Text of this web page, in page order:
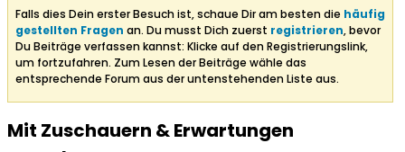
Falls dies Dein erster Besuch ist, schaue Dir am besten die häufig
gestellten Fragen an. Du musst Dich zuerst registrieren, bevor
Du Beiträge verfassen kannst: Klicke auf den Registrierungslink,
um fortzufahren. Zum Lesen der Beiträge wähle das
entsprechende Forum aus der untenstehenden Liste aus.
Mit Zuschauern & Erwartungen